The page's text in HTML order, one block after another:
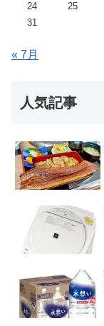
24
25
31
« 7月
人気記事